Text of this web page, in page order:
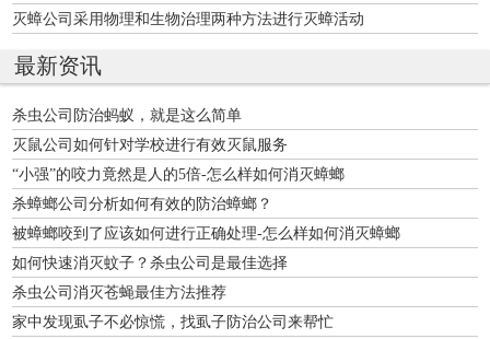
灭蟑公司采用物理和生物治理两种方法进行灭蟑活动
最新资讯
杀虫公司防治蚂蚁，就是这么简单
灭鼠公司如何针对学校进行有效灭鼠服务
“小强”的咬力竟然是人的5倍-怎么样如何消灭蟑螂
杀蟑螂公司分析如何有效的防治蟑螂？
被蟑螂咬到了应该如何进行正确处理-怎么样如何消灭蟑螂
如何快速消灭蚊子？杀虫公司是最佳选择
杀虫公司消灭苍蝇最佳方法推荐
家中发现虱子不必惊慌，找虱子防治公司来帮忙